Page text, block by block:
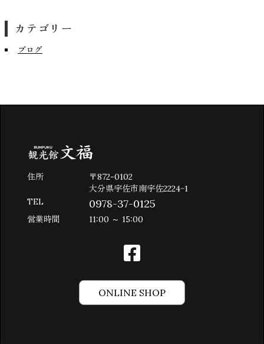
カテゴリー
ブログ
住所
〒872-0102
大分県宇佐市南宇佐2224−1
TEL
0978-37-0125
営業時間 11:00 ～ 15:00
ONLINE SHOP